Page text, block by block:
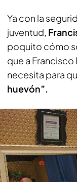
Ya con la
juventud,
poquito cómo
que a
necesita para
huevón”.